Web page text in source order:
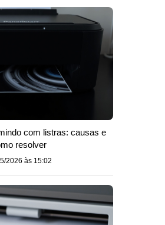
com listras: causas e
resolver
2026 às 15:02